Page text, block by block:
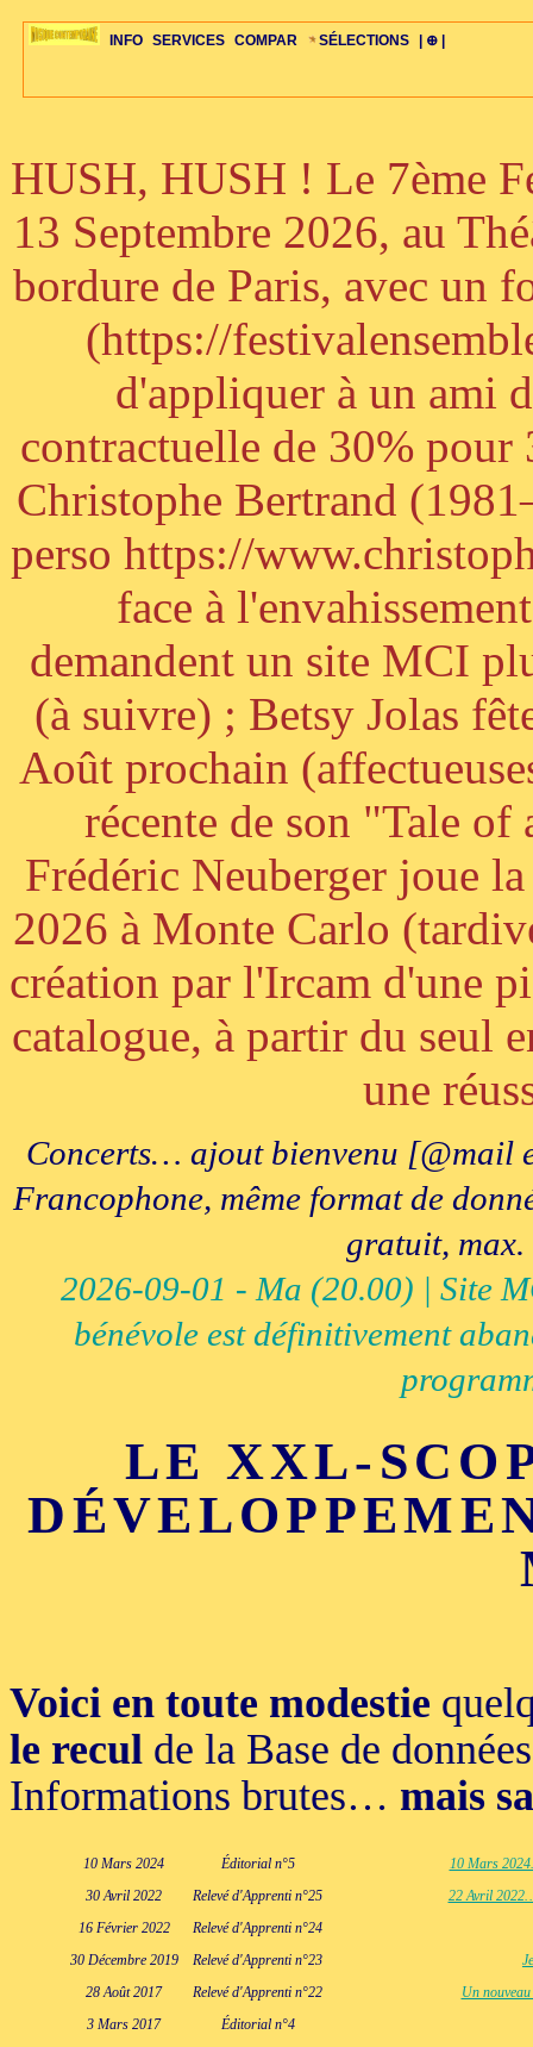
INFO
ÉDITORIAUX ACTUS-CONCERTS HISTOIRE PAYS STYLES-ÉCOLES
SERVICES
MAJ-LISTE ARCH-CONCERTS LIENS RADIOS VIDÉOS PLAN FAQS
COMPAR
SÉLECTION GUIDE-EXPRESS ŒUVRES BIOGRAPHIES PERSPECTIVE
SÉLECTIONS
SÉLECTION COMPOS-INTRO COMPO-INDIV ŒUVRES-INDIV
| ⊕ |
20ÈME PARAL 1001 CD TOP-REC BONUS-ROMANS BONUS-FILMS
CELLO-C
ALTO-C
VIOLON-C
PIANO-CONC GRAND-
HUSH, HUSH ! Le 7ème
13 Septembre 2026, au
bordure de Paris, avec un
(https://
d'appliquer à un ami
contractuelle de 30% pour
Christophe Bertrand
perso https://
face à
demandent un site MCI
(à suivre) ; Betsy Jolas
Août prochain
récente de son "Tale of
Frédéric Neuberger joue
2026 à Monte Carlo
création par l'Ircam d'une
catalogue, à partir du seul
une
Concerts… ajout bienvenu [@mail
Francophone, même format de
gratuit,
2026-09-01 - Ma (20.00) | Site
bénévole est définitivement
LE XXL-
Voici en toute modestie
le recul de la Base de
Informations brutes… mais
10 Mars 2024 Éditorial n°5
10 Mars
30 Avril 2022
Relevé d'Apprenti n°25
22 Avril
16 Février 2022
Relevé d'Apprenti n°24
30 Décembre 2019
Relevé d'Apprenti n°23
28 Août 2017
Relevé d'Apprenti n°22
Un
3 Mars 2017
Éditorial n°4